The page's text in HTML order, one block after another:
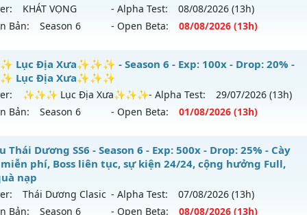
KHÁT VỌNG - Alpha Test: 08/08/2026 (13h)
Bản:
Season 6 - Open Beta: 08/08/2026 (13h)
VIỆT__ - CAM KẾT LÂU DÀI, CÓ GỘP
mới ra tháng 08 2026 - Mở máy chủ
KHÁT VỌNGvào 13h
200x - Drop: 20%
loại: Mu Nguyên bản Webzen
GoldShield
Lục Địa Xưa✨✨✨ - Season 6 - Exp: 100x - Drop: 20% -
Lục Địa Xưa✨✨✨
✨✨✨ Lục Địa Xưa✨✨✨- Alpha Test: 29/07/2026 (13h)
Bản:
Season 6 - Open Beta: 01/08/2026 (13h)
Lục Địa Xưa✨✨✨ - ✨✨✨ Lục Địa Xưa✨✨✨
ra tháng 08 2026 - Mở máy chủ
✨✨✨ Lục Địa
2626
Thái Dương SS6 - Season 6 - Exp: 500x - Drop: 25% - Cày
phí, Boss liên tục, sự kiện 24/24, cộng hưởng Full,
nạp
Thái Dương Clasic - Alpha Test: 07/08/2026 (13h)
Bản:
Season 6 - Open Beta: 08/08/2026 (13h)